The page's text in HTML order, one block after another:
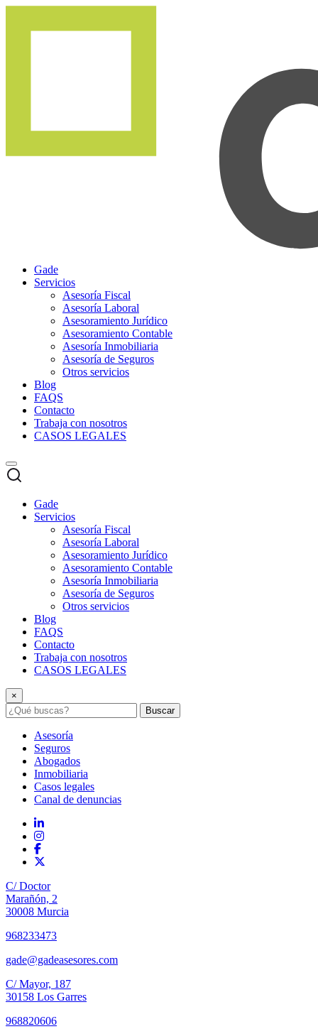
Gade
Servicios
Asesoría Fiscal
Asesoría Laboral
Asesoramiento Jurídico
Asesoramiento Contable
Asesoría Inmobiliaria
Asesoría de Seguros
Otros servicios
Blog
FAQS
Contacto
Trabaja con nosotros
CASOS LEGALES
Gade
Servicios
Asesoría Fiscal
Asesoría Laboral
Asesoramiento Jurídico
Asesoramiento Contable
Asesoría Inmobiliaria
Asesoría de Seguros
Otros servicios
Blog
FAQS
Contacto
Trabaja con nosotros
CASOS LEGALES
×
Buscar
Asesoría
Seguros
Abogados
Inmobiliaria
Casos legales
Canal de denuncias
C/ Doctor
Marañón, 2
30008 Murcia
968233473
gade@gadeasesores.com
C/ Mayor, 187
30158 Los Garres
968820606